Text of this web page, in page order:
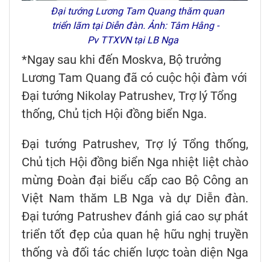
Đại tướng Lương Tam Quang thăm quan
triển lãm tại Diễn đàn. Ảnh: Tâm Hằng -
Pv TTXVN tại LB Nga
*Ngay sau khi đến Moskva, Bộ trưởng
Lương Tam Quang đã có cuộc hội đàm với
Đại tướng Nikolay Patrushev, Trợ lý Tổng
thống, Chủ tịch Hội đồng biển Nga.
Đại tướng Patrushev, Trợ lý Tổng thống,
Chủ tịch Hội đồng biển Nga nhiệt liệt chào
mừng Đoàn đại biểu cấp cao Bộ Công an
Việt Nam thăm LB Nga và dự Diễn đàn.
Đại tướng Patrushev đánh giá cao sự phát
triển tốt đẹp của quan hệ hữu nghị truyền
thống và đối tác chiến lược toàn diện Nga